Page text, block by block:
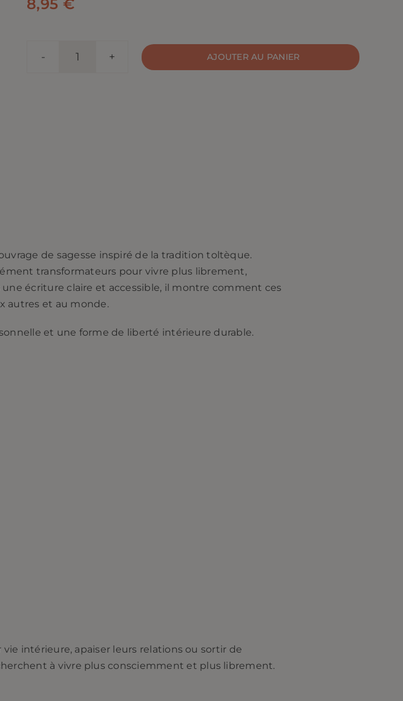
8,95 €
quantité
AJOUTER AU PANIER
de sagesse inspiré de la tradition toltèque.
transformateurs pour vivre plus librement,
écriture claire et accessible, il montre comment ces
autres et au monde.
et une forme de liberté intérieure durable.
intérieure, apaiser leurs relations ou sortir de
à vivre plus consciemment et plus librement.